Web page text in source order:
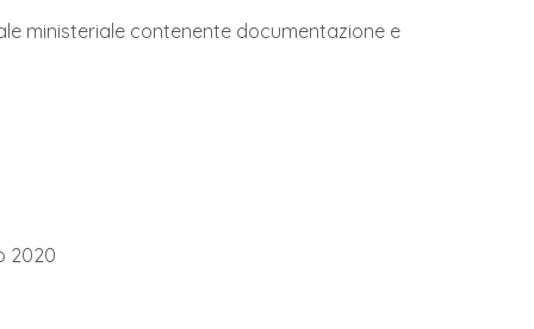
ministeriale contenente documentazione e
2020